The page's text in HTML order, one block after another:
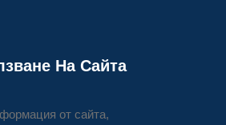
На Сайта
от сайта,